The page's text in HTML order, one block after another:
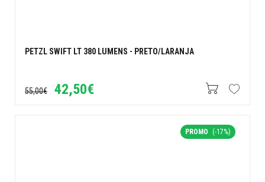
PETZL SWIFT LT 380 LUMENS - PRETO/LARANJA
55,00€ 42,50€
PROMO (-17%)